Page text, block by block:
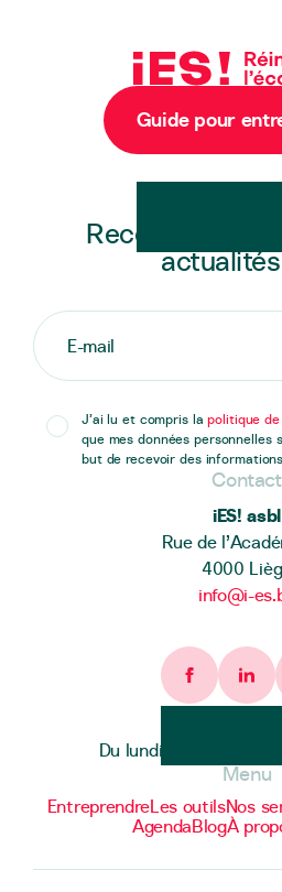
Guide pour
Recevez en
J’ai lu et compris lapolitique
que mes données personnelles
but de recevoir des
Contact
iES! asbl
Rue de
4000
info@i-
Facebook
Heures
Du lundi au vendredi
Menu
EntreprendreLes outilsNos
AgendaBlogÀ